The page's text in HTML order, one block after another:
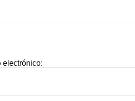
electrónico: